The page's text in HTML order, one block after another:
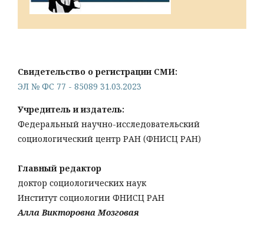
Свидетельство о регистрации СМИ:
ЭЛ № ФС 77 - 85089 31.03.2023
Учредитель и издатель:
Федеральный научно-исследовательский
социологический центр РАН (ФНИСЦ РАН)
Главный редактор
доктор социологических наук
Институт социологии ФНИСЦ РАН
Алла Викторовна Мозговая